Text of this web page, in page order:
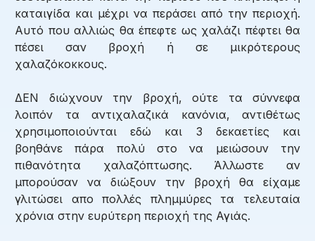
καταιγίδα και μέχρι να περάσει από την περιοχή.
Αυτό που αλλιώς θα έπεφτε ως χαλάζι πέφτει θα
πέσει σαν βροχή ή σε μικρότερους
χαλαζόκοκκους.
ΔΕΝ διώχνουν την βροχή, ούτε τα σύννεφα
λοιπόν τα αντιχαλαζικά κανόνια, αντιθέτως
χρησιμοποιούνται εδώ και 3 δεκαετίες και
βοηθάνε πάρα πολύ στο να μειώσουν την
πιθανότητα χαλαζόπτωσης. Άλλωστε αν
μπορούσαν να διώξουν την βροχή θα είχαμε
γλιτώσει απο πολλές πλημμύρες τα τελευταία
χρόνια στην ευρύτερη περιοχή της Αγιάς.